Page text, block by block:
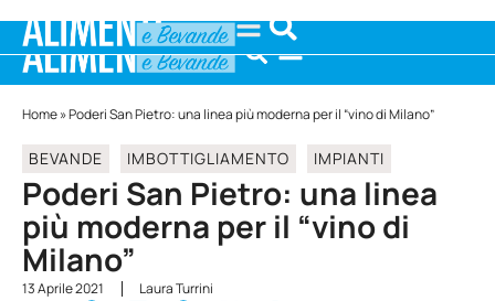
Home»Poderi San Pietro: una linea più moderna per il “vino di Milano”
BEVANDE IMBOTTIGLIAMENTO IMPIANTI
Poderi San Pietro: una linea
più moderna per il “vino di
Milano”
13 Aprile 2021
Laura Turrini